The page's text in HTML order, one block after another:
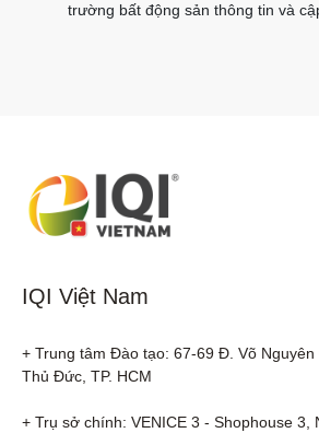
trường bất động sản thông tin và
IQI Việt Nam
+ Trung tâm Đào tạo: 67-69 Đ. Võ Nguyên
Thủ Đức, TP. HCM
+ Trụ sở chính: VENICE 3 - Shophouse 3,